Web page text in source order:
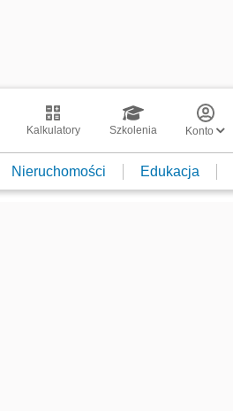
Kalkulatory Szkolenia Konto
Nieruchomości Edukacja